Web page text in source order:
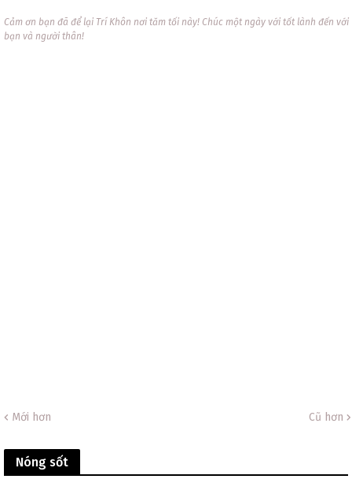
Cảm ơn bạn đã để lại Trí Khôn nơi tăm tối này! Chúc một ngày với tốt lành đến với
bạn và người thân!
Mới hơn Cũ hơn
Nóng sốt